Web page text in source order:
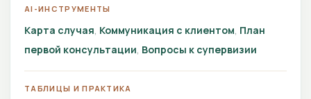
AI-ИНСТРУМЕНТЫ
Карта случая Коммуникация с клиентом План
первой консультации Вопросы к супервизии
ТАБЛИЦЫ И ПРАКТИКА